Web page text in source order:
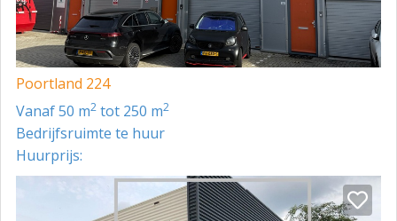
496m2 Vries
680m2 Koel
1524m2 Ambient
Poortland 224
vanaf 50 m2 tot 250 m2
Bedrijfsruimte te huur
Huurprijs: